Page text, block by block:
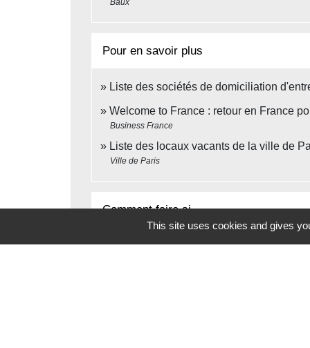
Baux
Pour en savoir plus
Liste des sociétés de domiciliation
Welcome to France : retour en France
Business France
Liste des locaux vacants de la ville de
Ville de Paris
Comment faire si...
Ouvrir un commerce
This site uses cookies and gives